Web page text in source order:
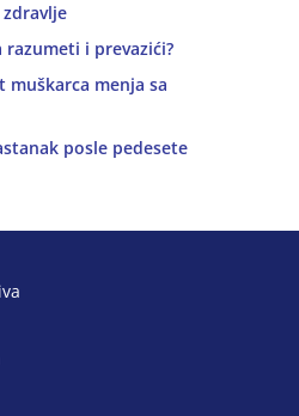
razumeti i prevazići?
muškarca menja sa
posle pedesete